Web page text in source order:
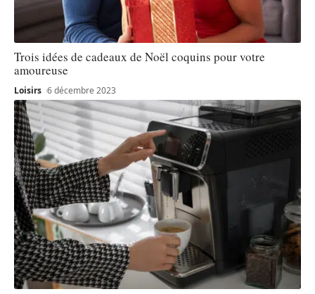
Trois idées de cadeaux de Noël coquins pour votre
amoureuse
Loisirs 6 décembre 2023